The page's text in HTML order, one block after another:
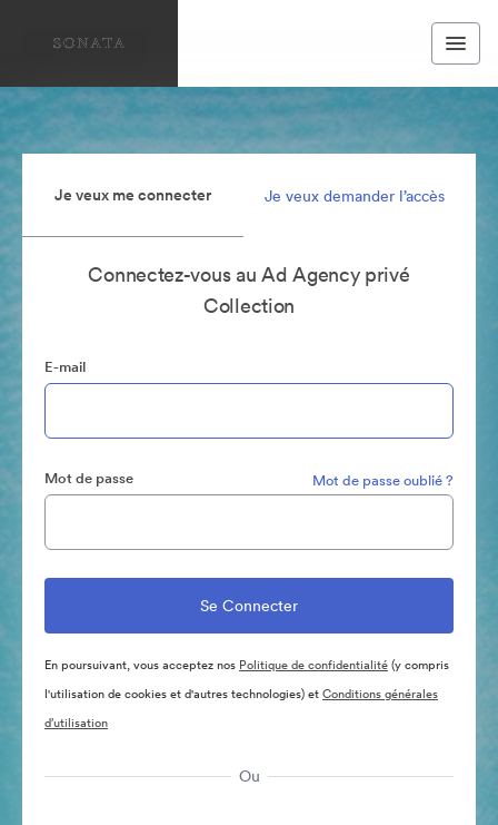
Je veux me connecter Je veux demander l’accès
Connectez-vous au Ad Agency privé
Collection
E-mail
Mot de passe Mot de passe oublié ?
En poursuivant, vous acceptez nos Politique de confidentialité(y compris
l'utilisation de cookies et d'autres technologies) etConditions générales
d’utilisation
Ou